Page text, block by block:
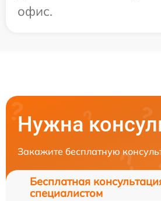
офис.
Нужна
Закажите бесплатную
Бесплатная
специалистом